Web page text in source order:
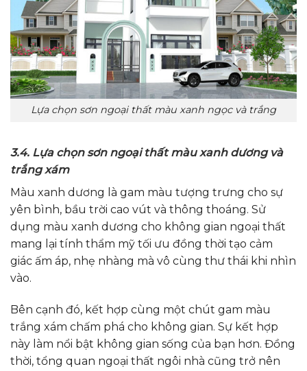
Lựa chọn sơn ngoại thất màu xanh ngọc và trắng
3.4. Lựa chọn sơn ngoại thất màu xanh dương và
trắng xám
Màu xanh dương là gam màu tượng trưng cho sự
yên bình, bầu trời cao vút và thông thoáng. Sử
dụng màu xanh dương cho không gian ngoại thất
mang lại tính thẩm mỹ tối ưu đồng thời tạo cảm
giác ấm áp, nhẹ nhàng mà vô cùng thư thái khi nhìn
vào.
Bên cạnh đó, kết hợp cùng một chút gam màu
trắng xám chấm phá cho không gian. Sự kết hợp
này làm nổi bật không gian sống của bạn hơn. Đồng
thời, tổng quan ngoại thất ngôi nhà cũng trở nên